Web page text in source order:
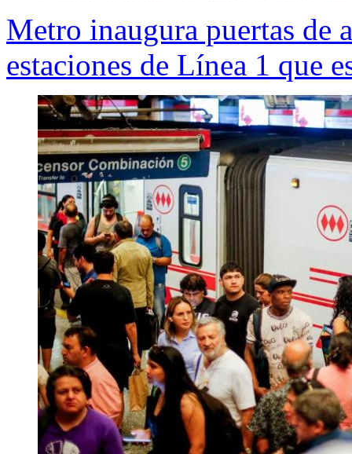
Metro inaugura puertas de
estaciones de Línea 1 que